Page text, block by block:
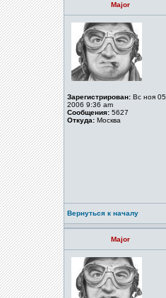
Major
Зарегистрирован: Вс ноя 05,
2006 9:36 am
Сообщения: 5627
Откуда: Москва
Вернуться к началу
Major